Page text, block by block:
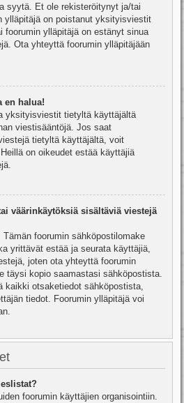
syytä. Et ole rekisteröitynyt ja/tai
ylläpitäjä on poistanut yksityisviestit
foorumin ylläpitäjä on estänyt sinua
Ota yhteyttä foorumin ylläpitäjään
en halua!
yksityisviestit tietyltä käyttäjältä
viestisääntöjä. Jos saat
tietyltä käyttäjältä, voit
on oikeudet estää käyttäjiä
väärinkäytöksiä sisältäviä viestejä
foorumin sähköpostilomake
yrittävät estää ja seurata käyttäjiä,
joten ota yhteyttä foorumin
täysi kopio saamastasi sähköpostista.
kaikki otsaketiedot sähköpostista,
tiedot. Foorumin ylläpitäjä voi
foorumin käyttäjien organisointiin.